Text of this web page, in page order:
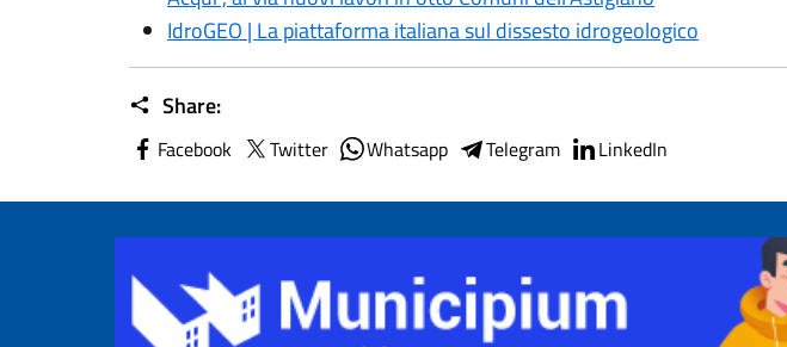
IdroGEO | La piattaforma italiana sul dissesto idrogeologico
Share:
Facebook Twitter Whatsapp Telegram LinkedIn